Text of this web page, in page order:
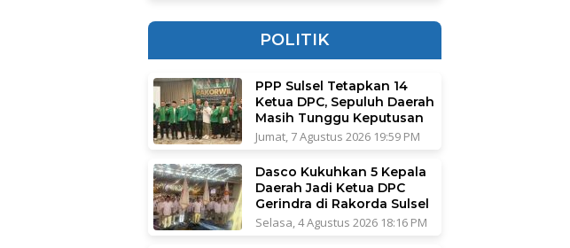
POLITIK
PPP Sulsel Tetapkan 14
Ketua DPC, Sepuluh Daerah
Masih Tunggu Keputusan
Jumat, 7 Agustus 2026 19:59 PM
Dasco Kukuhkan 5 Kepala
Daerah Jadi Ketua DPC
Gerindra di Rakorda Sulsel
Selasa, 4 Agustus 2026 18:16 PM